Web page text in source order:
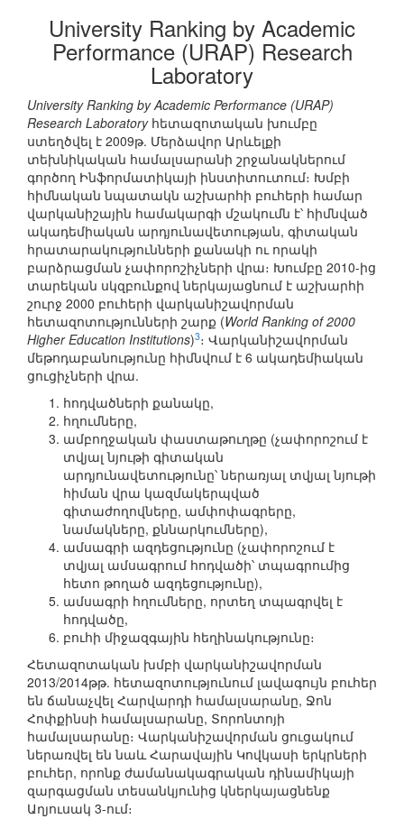
University Ranking by Academic
Performance (URAP) Research
Laboratory
University Ranking by Academic Performance (URAP)
Research Laboratoryհետազոտական խումբը
ստեղծվել է 2009թ. Մերձավոր Արևելքի
տեխնիկական համալսարանի շրջանակներում
գործող Ինֆորմատիկայի ինստիտուտում։ Խմբի
հիմնական նպատակն աշխարհի բուհերի համար
վարկանիշային համակարգի մշակումն է՝ հիմնված
ակադեմիական արդյունավետության, գիտական
հրատարակությունների քանակի ու որակի
բարձրացման չափորոշիչների վրա։ Խումբը 2010-ից
տարեկան սկզբունքով ներկայացնում է աշխարհի
շուրջ 2000 բուհերի վարկանիշավորման
հետազոտությունների շարք (World Ranking of 2000
Higher Education Institutions)3։ Վարկանիշավորման
մեթոդաբանությունը հիմնվում է 6 ակադեմիական
ցուցիչների վրա.
հոդվածների քանակը,
հղումները,
ամբողջական փաստաթուղթը (չափորոշում է
տվյալ նյութի գիտական
արդյունավետությունը՝ ներառյալ տվյալ նյութի
հիման վրա կազմակերպված
գիտաժողովները, ամփոփագրերը,
նամակները, քննարկումները),
ամսագրի ազդեցությունը (չափորոշում է
տվյալ ամսագրում հոդվածի՝ տպագրումից
հետո թողած ազդեցությունը),
ամսագրի հղումները, որտեղ տպագրվել է
հոդվածը,
բուհի միջազգային հեղինակությունը։
Հետազոտական խմբի վարկանիշավորման
2013/2014թթ. հետազոտությունում լավագույն բուհեր
են ճանաչվել Հարվարդի համալսարանը, Ջոն
Հոփքինսի համալսարանը, Տորոնտոյի
համալսարանը։ Վարկանիշավորման ցուցակում
ներառվել են նաև Հարավային Կովկասի երկրների
բուհեր, որոնք ժամանակագրական դինամիկայի
զարգացման տեսանկյունից կներկայացնենք
Աղյուսակ 3-ում։